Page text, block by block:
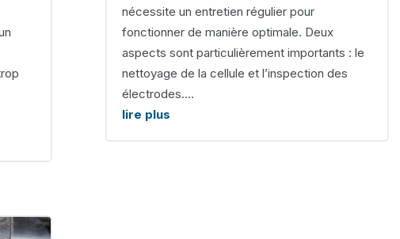
nécessite un entretien régulier pour
fonctionner de manière optimale. Deux
aspects sont particulièrement importants : le
nettoyage de la cellule et l’inspection des
électrodes....
lire plus